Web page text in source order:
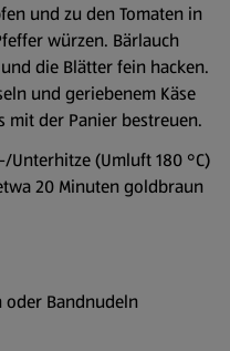
und zu den Tomaten in
würzen. Bärlauch
die Blätter fein hacken.
und geriebenem Käse
mit der Panier bestreuen.
Unterhitze (Umluft 180 °C)
20 Minuten goldbraun
oder Bandnudeln